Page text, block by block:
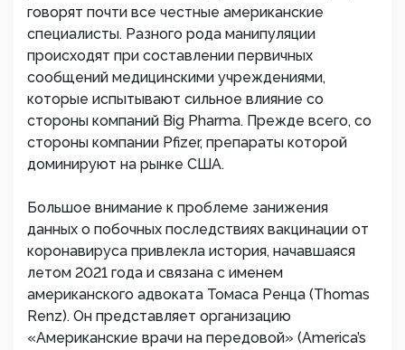
говорят почти все честные американские
специалисты. Разного рода манипуляции
происходят при составлении первичных
сообщений медицинскими учреждениями,
которые испытывают сильное влияние со
стороны компаний Big Pharma. Прежде всего, со
стороны компании Pfizer, препараты которой
доминируют на рынке США.
Большое внимание к проблеме занижения
данных о побочных последствиях вакцинации от
коронавируса привлекла история, начавшаяся
летом 2021 года и связана с именем
американского адвоката Томаса Ренца (Thomas
Renz). Он представляет организацию
«Американские врачи на передовой» (America’s